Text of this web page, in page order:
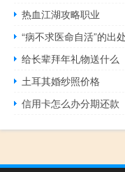
热血江湖攻略职业
“病不求医命自活”的出
给长辈拜年礼物送什么
土耳其婚纱照价格
信用卡怎么办分期还款